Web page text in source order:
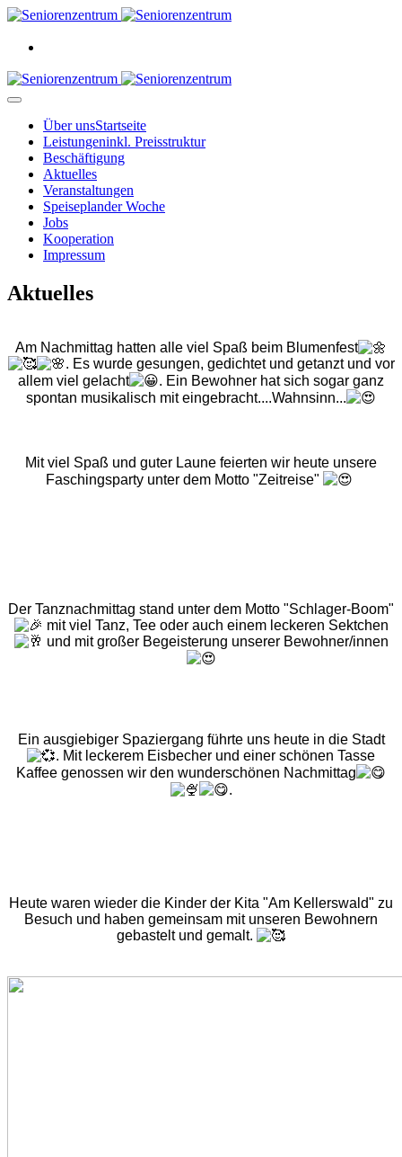
Über unsStartseite
Leistungeninkl. Preisstruktur
Beschäftigung
Aktuelles
Veranstaltungen
Speiseplander Woche
Jobs
Kooperation
Impressum
Aktuelles
Am Nachmittag hatten alle viel Spaß beim Blumenfest
. Es wurde gesungen, gedichtet und getanzt und vor
allem viel gelacht
. Ein Bewohner hat sich sogar ganz
spontan musikalisch mit eingebracht....Wahnsinn...
Mit viel Spaß und guter Laune feierten wir heute unsere
Faschingsparty unter dem Motto "Zeitreise"
Der Tanznachmittag stand unter dem Motto "Schlager-Boom"
mit viel Tanz, Tee oder auch einem leckeren Sektchen
und mit großer Begeisterung unserer Bewohner/innen
Ein ausgiebiger Spaziergang führte uns heute in die Stadt
. Mit leckerem Eisbecher und einer schönen Tasse
Kaffee genossen wir den wunderschönen Nachmittag
.
Heute waren wieder die Kinder der Kita "Am Kellerswald" zu
Besuch und haben gemeinsam mit unseren Bewohnern
gebastelt und gemalt.